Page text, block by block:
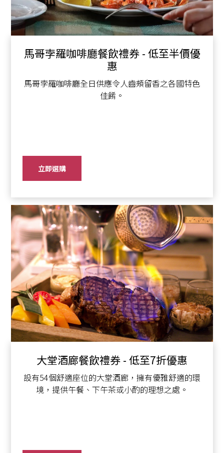
馬哥孛羅咖啡廳餐飲禮券 - 低至半價優
惠
馬哥孛羅咖啡廳全日供應令人齒頰留香之各國特色
佳餚。
立即選購
大堂酒廊餐飲禮券 - 低至7折優惠
設有54個舒適座位的大堂酒廊，擁有優雅舒適的環
境，提供午餐、下午茶或小酌的理想之處。